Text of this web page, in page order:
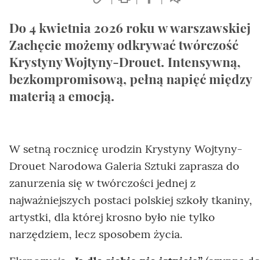
Do 4 kwietnia 2026 roku w warszawskiej
Zachęcie możemy odkrywać twórczość
Krystyny Wojtyny-Drouet. Intensywną,
bezkompromisową, pełną napięć między
materią a emocją.
W setną rocznicę urodzin Krystyny Wojtyny-
Drouet Narodowa Galeria Sztuki zaprasza do
zanurzenia się w twórczości jednej z
najważniejszych postaci polskiej szkoły tkaniny,
artystki, dla której krosno było nie tylko
narzędziem, lecz sposobem życia.